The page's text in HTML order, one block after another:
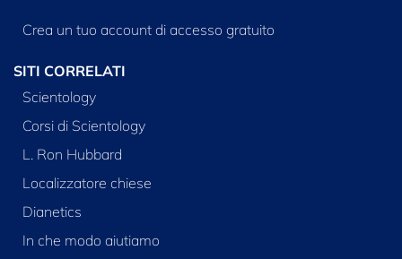
Crea un tuo account di accesso gratuito
SITI CORRELATI
Scientology
Corsi di Scientology
L. Ron Hubbard
Localizzatore chiese
Dianetics
In che modo aiutiamo